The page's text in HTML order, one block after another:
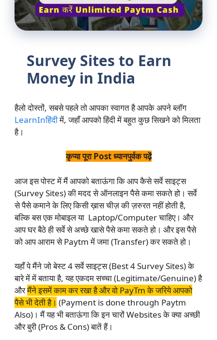
Survey Sites to Earn
Money in India
हैलो दोस्तों, सबसे पहले तो आपका स्वागत है आपके अपने ब्लॉग
LearnInहिंदीमें, जहाँ आपको हिंदी में बहुत कुछ सिखने को मिलता
है।
कृप्या पूरा Post ध्यानपुर्वक पढ़ें
आज इस पोस्ट में मैं आपको बताऊंगा कि आप कैसे सर्वे साइट्स
(Survey Sites) की मदद से ऑनलाइन पैसे कमा सकते हो। सर्वे
से पैसे कमाने के लिए किसी ख़ास चीज़ की ज़रुरत नहीं होती है,
बल्कि बस एक मोबाइल या Laptop/Computer चाहिए। और
आप घर बैठे ही सर्वे से अच्छे खासे पैसे कमा सकते हो। और इस पैसे
को आप आराम से Paytm में जमा (Transfer) कर सकते हो।
यहाँ पे मैंने जो बेस्ट 4 सर्वे साइट्स (Best 4 Survey Sites) के
बारे में में बताया है, यह एकदम सच्चा (Legitimate/Genuine) है
औरमैंने इसमें काम कर रखा है और वो PayTm के जरिये आपको
पैसे भी देती है। (Payment is done through Paytm
Also)। मैं यह भी बताऊंगा कि इन चारों Websites के क्या अच्छी
और बुरी (Pros & Cons) बातें हैं।